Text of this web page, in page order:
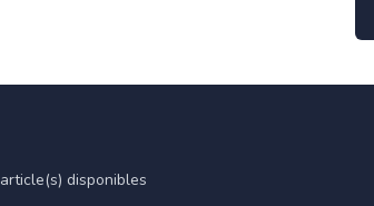
article(s) disponibles